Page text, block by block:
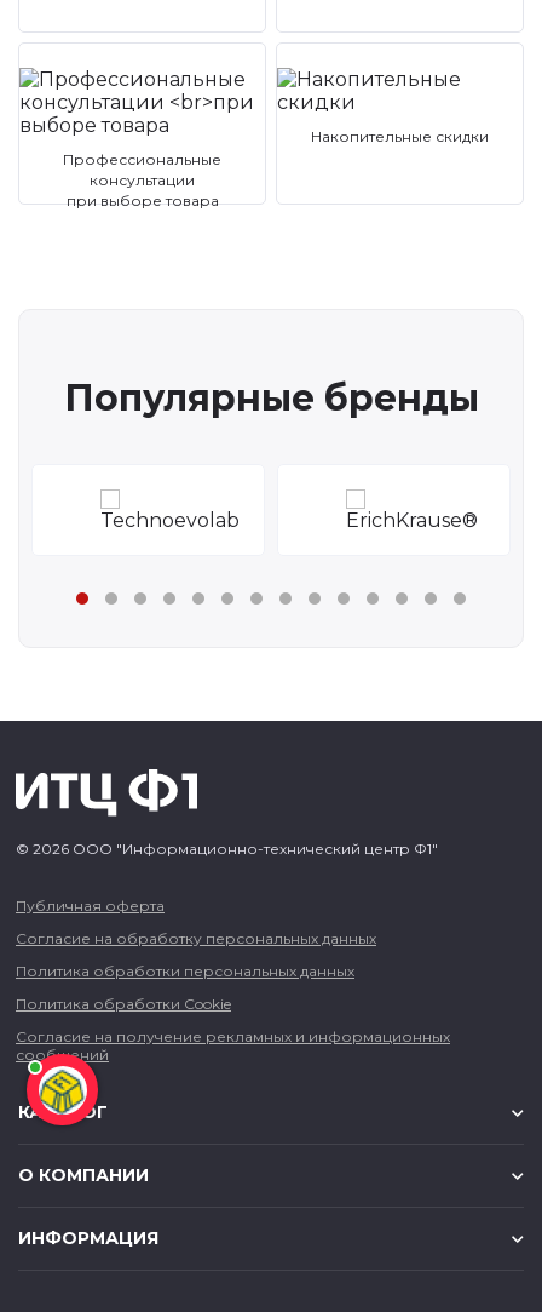
Профессиональные
консультации
при выборе товара
Накопительные скидки
Популярные бренды
© 2026 ООО "Информационно-технический центр Ф1"
Публичная оферта
Согласие на обработку персональных данных
Политика обработки персональных данных
Политика обработки Cookie
Согласие на получение рекламных и информационных
сообщений
КАТАЛОГ
О КОМПАНИИ
ИНФОРМАЦИЯ